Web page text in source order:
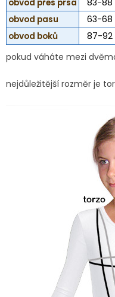
obvod pasu
63-68
obvod boků
87-92
pokud váháte mezi
nejdůležitější rozměr je